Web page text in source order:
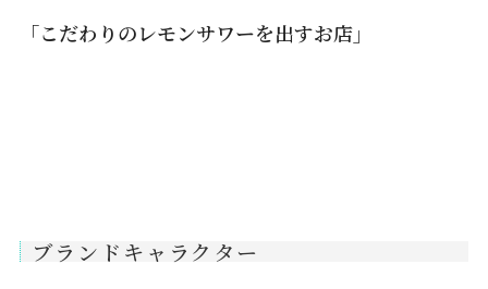
「こだわりのレモンサワーを出すお店」
ブランドキャラクター